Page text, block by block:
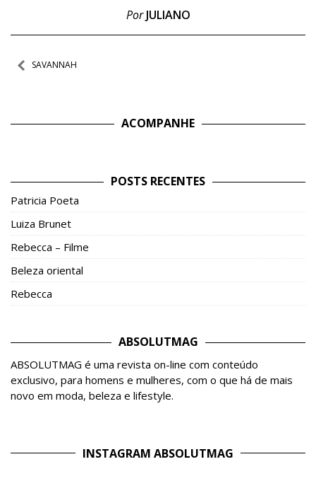
PorJULIANO
Navegação
SAVANNAH
ACOMPANHE
POSTS RECENTES
Patricia Poeta
Luiza Brunet
Rebecca – Filme
Beleza oriental
Rebecca
ABSOLUTMAG
ABSOLUTMAG é uma revista on-line com conteúdo
exclusivo, para homens e mulheres, com o que há de mais
novo em moda, beleza e lifestyle.
INSTAGRAM ABSOLUTMAG